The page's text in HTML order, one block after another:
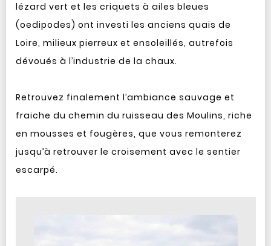
lézard vert et les criquets à ailes bleues
(oedipodes) ont investi les anciens quais de
Loire, milieux pierreux et ensoleillés, autrefois
dévoués à l’industrie de la chaux.
Retrouvez finalement l’ambiance sauvage et
fraiche du chemin du ruisseau des Moulins, riche
en mousses et fougères, que vous remonterez
jusqu’à retrouver le croisement avec le sentier
escarpé.